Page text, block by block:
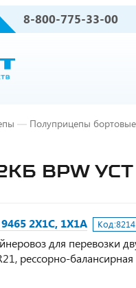
8-800-775-33-00
— Полуприцепы
BPW УСТ
2Х1С, 1Х1А Код:8214
для перевозки
рессорно-